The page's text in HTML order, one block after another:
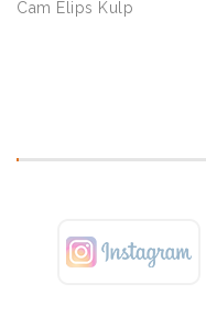
Cam Elips Kulp